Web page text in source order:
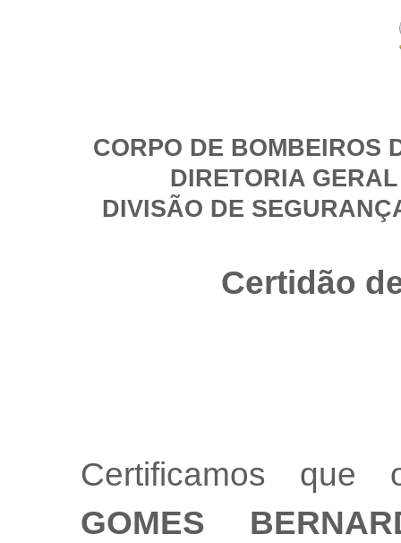
CORPO DE BOMBEIROS
DIRETORIA
DIVISÃO DE
Certidão
Certificamos
GOMES